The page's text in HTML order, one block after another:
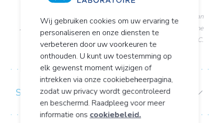
*Het gunstige effect wordt bereikt bij een dagelijkse inname van
200 mg bovenop de aanbevolen dagelijkse hoeveelheid vitamine
C.
SAMENSTELLING
Wij gebruiken cookies om uw ervaring te
personaliseren en onze diensten te
verbeteren door uw voorkeuren te
onthouden. U kunt uw toestemming op
elk gewenst moment wijzigen of
intrekken via onze cookiebeheerpagina,
zodat uw privacy wordt gecontroleerd
en beschermd. Raadpleeg voor meer
informatie ons cookiebeleid.